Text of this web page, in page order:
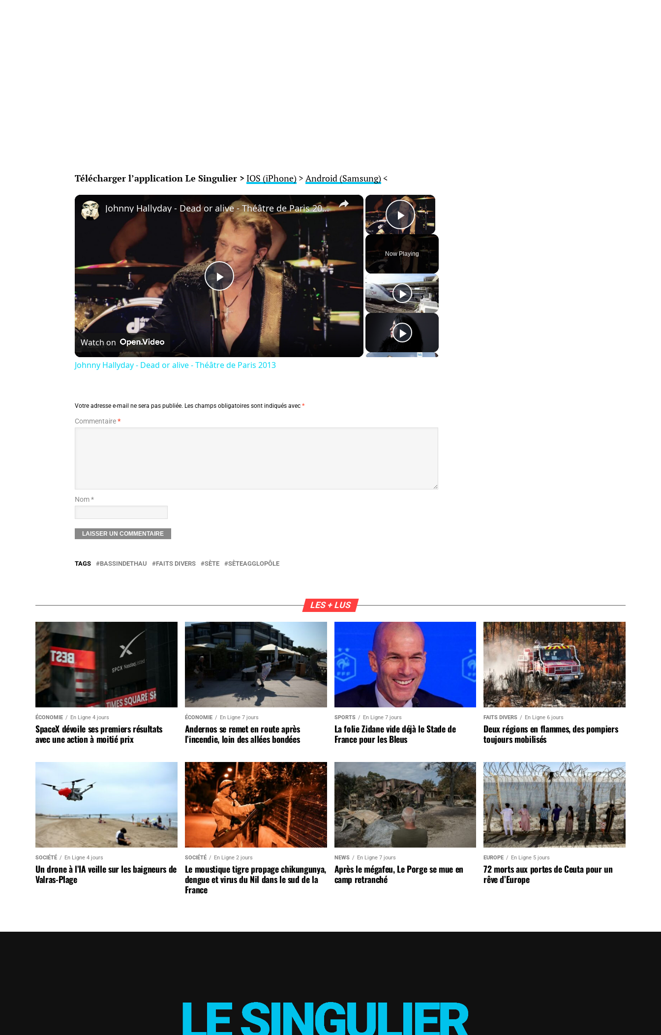
Télécharger l’application Le Singulier > IOS (iPhone) > Android (Samsung)<
×
Play Video
Now Playing
×
Play
Video
Johnny Hallyday - Dead or alive - Théâtre de Paris 2013
Watch on
Johnny Hallyday - Dead or alive - Théâtre de Paris 2013
Votre adresse e-mail ne sera pas publiée. Les champs obligatoires sont indiqués avec *
Commentaire*
Nom *
TAGS BASSINDETHAU FAITS DIVERS SÈTE SÈTEAGGLOPÔLE
LES + LUS
ÉCONOMIE En Ligne 4 jours
SpaceX dévoile ses premiers résultats
avec une action à moitié prix
ÉCONOMIE En Ligne 7 jours
Andernos se remet en route après
l’incendie, loin des allées bondées
SPORTS En Ligne 7 jours
La folie Zidane vide déjà le Stade de
France pour les Bleus
FAITS DIVERS En Ligne 6 jours
Deux régions en flammes, des pompiers
toujours mobilisés
SOCIÉTÉ En Ligne 4 jours
Un drone à l’IA veille sur les baigneurs de
Valras-Plage
SOCIÉTÉ En Ligne 2 jours
Le moustique tigre propage chikungunya,
dengue et virus du Nil dans le sud de la
France
NEWS En Ligne 7 jours
Après le mégafeu, Le Porge se mue en
camp retranché
EUROPE En Ligne 5 jours
72 morts aux portes de Ceuta pour un
rêve d’Europe